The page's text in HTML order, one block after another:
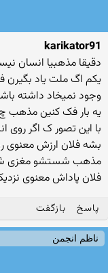
karikator91
دقیقا مذهبیا انسان
یکم اگ ملت یاد بگیرن
وجود نمیخاد داشته
یه بار فک کنین مذهب
با این تصور ک اگر روی
بشه فلان ارزش
مذهب شستشو مغزی
فلان پاداش معنوی
پاسخ بازگفت
ناظم انجمن